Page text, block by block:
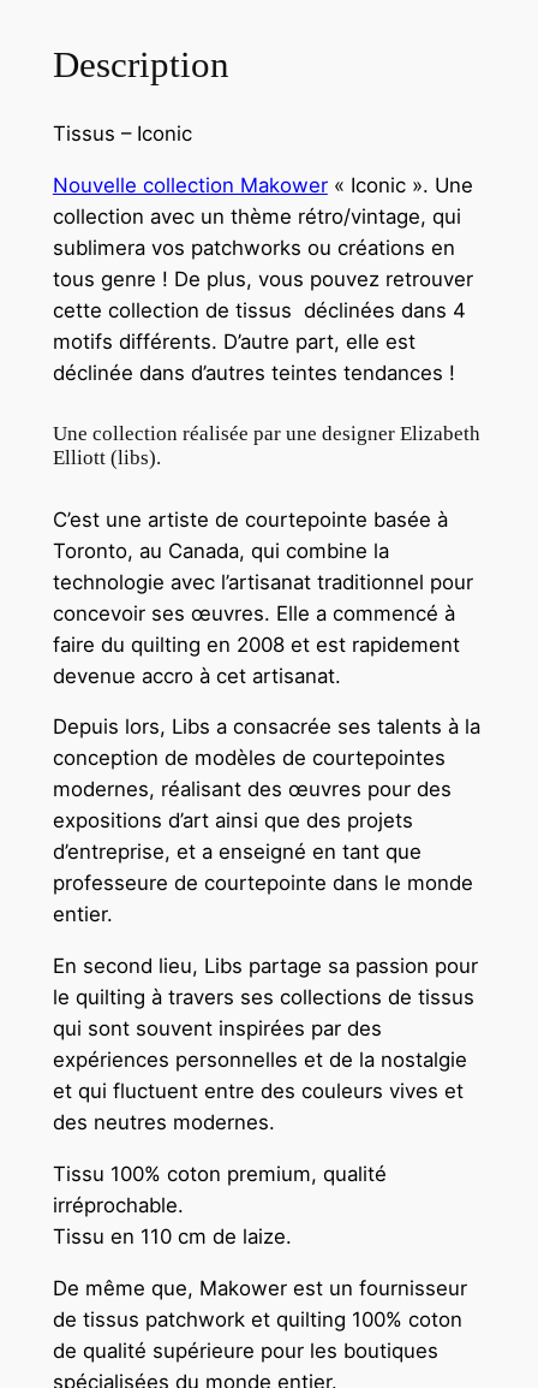
Description
Tissus – Iconic
Nouvelle collection Makower« Iconic ». Une
collection avec un thème rétro/vintage, qui
sublimera vos patchworks ou créations en
tous genre ! De plus, vous pouvez retrouver
cette collection de tissus déclinées dans 4
motifs différents. D’autre part, elle est
déclinée dans d’autres teintes tendances !
Une collection réalisée par une designer Elizabeth
Elliott (libs).
C’est une artiste de courtepointe basée à
Toronto, au Canada, qui combine la
technologie avec l’artisanat traditionnel pour
concevoir ses œuvres. Elle a commencé à
faire du quilting en 2008 et est rapidement
devenue accro à cet artisanat.
Depuis lors, Libs a consacrée ses talents à la
conception de modèles de courtepointes
modernes, réalisant des œuvres pour des
expositions d’art ainsi que des projets
d’entreprise, et a enseigné en tant que
professeure de courtepointe dans le monde
entier.
En second lieu, Libs partage sa passion pour
le quilting à travers ses collections de tissus
qui sont souvent inspirées par des
expériences personnelles et de la nostalgie
et qui fluctuent entre des couleurs vives et
des neutres modernes.
Tissu 100% coton premium, qualité
irréprochable.
Tissu en 110 cm de laize.
De même que, Makower est un fournisseur
de tissus patchwork et quilting 100% coton
de qualité supérieure pour les boutiques
spécialisées du monde entier.